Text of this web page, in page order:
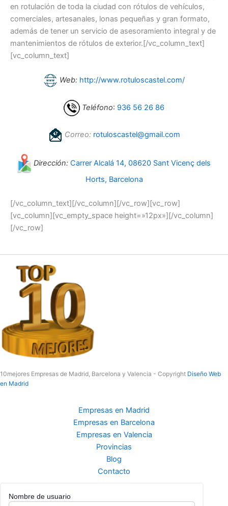
en rotulación de toda la ciudad con rótulos de vehículos,
comerciales, artesanales, lonas pequeñas y gran formato,
además de tener un servicio de asesoramiento integral y de
mantenimientos de rótulos de exterior.[/vc_column_text]
[vc_column_text]
Web: http://www.rotuloscastel.com/
Teléfono: 936 56 26 86
Correo: rotuloscastel@gmail.com
Dirección: Carrer Alcalá 14, 08620 Sant Vicenç dels
Horts, Barcelona
[/vc_column_text][/vc_column][/vc_row][vc_row]
[vc_column][vc_empty_space height=»12px»][/vc_column]
[/vc_row]
10mejores Empresas de Madrid, Barcelona y Valencia - Copyright Diseño Web
en Madrid
Empresas en Madrid
Empresas en Barcelona
Empresas en Valencia
Provincias
Blog
Contacto
Nombre de usuario